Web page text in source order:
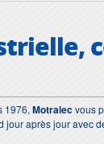
1976, Motralecvous
jour après jour avec